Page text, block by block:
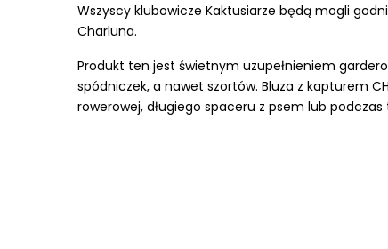
Wszyscy klubowicze Kaktusiarze będą mogli
Charluna.
Produkt ten jest świetnym uzupełnieniem
spódniczek, a nawet szortów. Bluza z kapturem
rowerowej, długiego spaceru z psem lub podczas